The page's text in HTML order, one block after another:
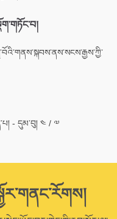
- དུམ་བུ། ༤ / ༧